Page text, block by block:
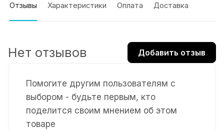
Отзывы Характеристики Оплата Доставка
Помогите другим пользователям с
выбором - будьте первым, кто
поделится своим мнением об этом
товаре
Нет отзывов Добавить отзыв